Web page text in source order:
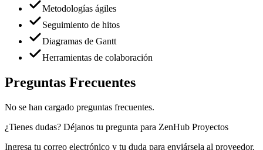
Metodologías ágiles
Seguimiento de hitos
Diagramas de Gantt
Herramientas de colaboración
Preguntas Frecuentes
No se han cargado preguntas frecuentes.
¿Tienes dudas? Déjanos tu pregunta para ZenHub Proyectos
Ingresa tu correo electrónico y tu duda para enviársela al proveedor.